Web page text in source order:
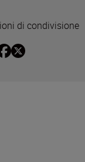
di condivisione